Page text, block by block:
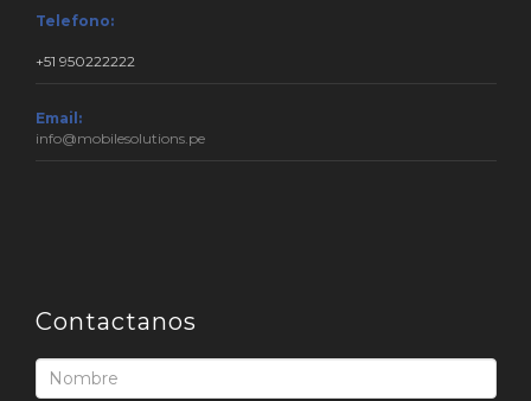
Telefono:
+51 950222222
Email:
info@mobilesolutions.pe
Contactanos